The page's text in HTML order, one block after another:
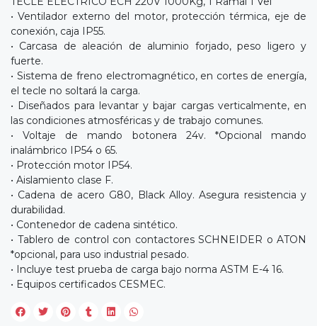
• Ventilador externo del motor, protección térmica, eje de
conexión, caja IP55.
• Carcasa de aleación de aluminio forjado, peso ligero y
fuerte.
• Sistema de freno electromagnético, en cortes de energía,
el tecle no soltará la carga.
• Diseñados para levantar y bajar cargas verticalmente, en
las condiciones atmosféricas y de trabajo comunes.
• Voltaje de mando botonera 24v. *Opcional mando
inalámbrico IP54 o 65.
• Protección motor IP54.
• Aislamiento clase F.
• Cadena de acero G80, Black Alloy. Asegura resistencia y
durabilidad.
• Contenedor de cadena sintético.
• Tablero de control con contactores SCHNEIDER o ATON
*opcional, para uso industrial pesado.
• Incluye test prueba de carga bajo norma ASTM E-4 16.
• Equipos certificados CESMEC.